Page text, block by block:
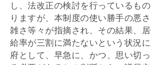
し、法改正の検討を行っているも
りますが、本制度の使い勝手の悪
雑さ等々が指摘され、その結果、
給率が三割に満たないという状況
府として、早急に、かつ、思い切